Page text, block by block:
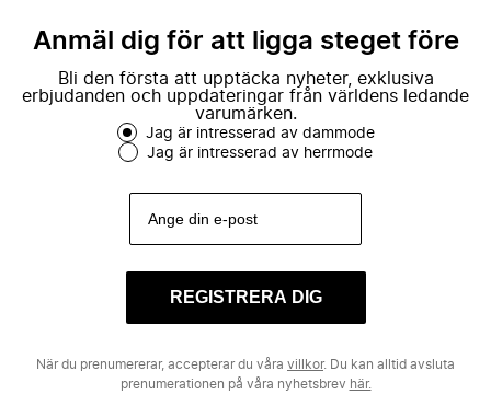
Anmäl dig för att ligga steget före
Bli den första att upptäcka nyheter, exklusiva
erbjudanden och uppdateringar från världens ledande
varumärken.
Jag är intresserad av dammode
Jag är intresserad av herrmode
REGISTRERA DIG
När du prenumererar, accepterar du våra villkor. Du kan alltid avsluta
prenumerationen på våra nyhetsbrev här.